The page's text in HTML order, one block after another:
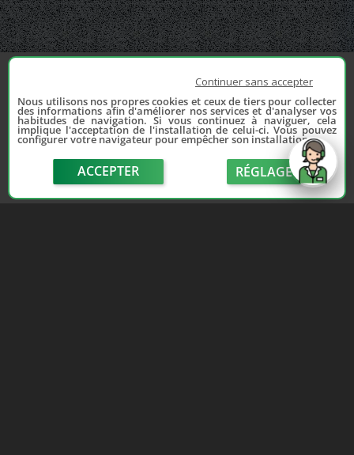
Continuer sans accepter
Nous utilisons nos propres cookies et ceux de tiers pour collecter
des informations afin d'améliorer nos services et d'analyser vos
habitudes de navigation. Si vous continuez à naviguer, cela
implique l'acceptation de l'installation de celui-ci. Vous pouvez
configurer votre navigateur pour empêcher son installation.
ACCEPTER RÉGLAGE